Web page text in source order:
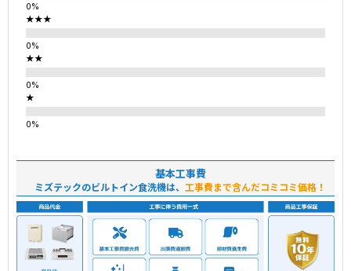
★★★
★★
★
基本工事費
ミズテックのビルトイン食洗機は、 工事費まで含んだコミコミ価格！